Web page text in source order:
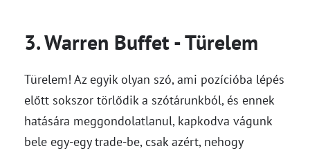
3. Warren Buffet - Türelem
Türelem! Az egyik olyan szó, ami pozícióba lépés
előtt sokszor törlődik a szótárunkból, és ennek
hatására meggondolatlanul, kapkodva vágunk
bele egy-egy trade-be, csak azért, nehogy